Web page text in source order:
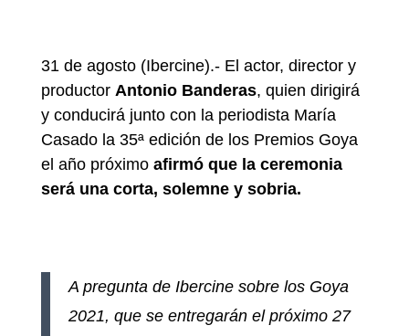
31 de agosto (Ibercine).- El actor, director y
productor Antonio Banderas, quien dirigirá
y conducirá junto con la periodista María
Casado la 35ª edición de los Premios Goya
el año próximo afirmó que la ceremonia
será una corta, solemne y sobria.
A pregunta de Ibercine sobre los Goya
2021, que se entregarán el próximo 27